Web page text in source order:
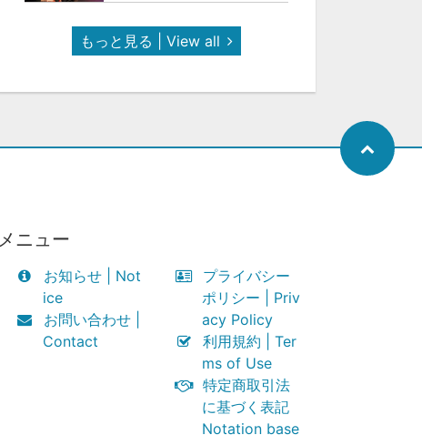
もっと見る | View all
メニュー
お知らせ | Not
ice
お問い合わせ |
Contact
プライバシー
ポリシー | Priv
acy Policy
利用規約 | Ter
ms of Use
特定商取引法
に基づく表記
Notation base